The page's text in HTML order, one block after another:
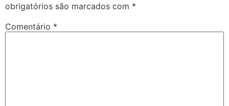
obrigatórios são marcados com *
Comentário *